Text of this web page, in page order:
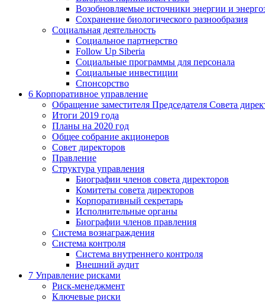
Возобновляемые источники энергии и
Сохранение биологического разнообразия
Социальная деятельность
Социальное партнерство
Follow Up Siberia
Социальные программы для персонала
Социальные инвестиции
Спонсорство
6 Корпоративное управление
Обращение заместителя Председателя Совета
Итоги 2019 года
Планы на 2020 год
Общее собрание акционеров
Совет директоров
Правление
Структура управления
Биографии членов совета директоров
Комитеты совета директоров
Корпоративный секретарь
Исполнительные органы
Биографии членов правления
Система вознаграждения
Система контроля
Система внутреннего контроля
Внешний аудит
7 Управление рисками
Риск-менеджмент
Ключевые риски